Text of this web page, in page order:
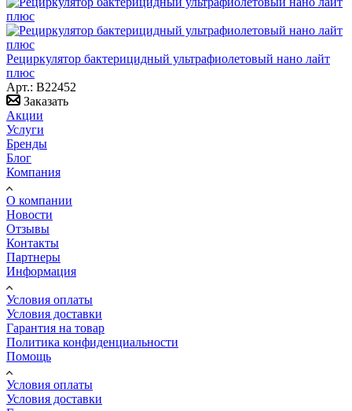
Рециркулятор бактерицидный ультрафиолетовый нано лайт
плюс
Арт.: B22452
Заказать
Акции
Услуги
Бренды
Блог
Компания
О компании
Новости
Отзывы
Контакты
Партнеры
Информация
Условия оплаты
Условия доставки
Гарантия на товар
Политика конфиденциальности
Помощь
Условия оплаты
Условия доставки